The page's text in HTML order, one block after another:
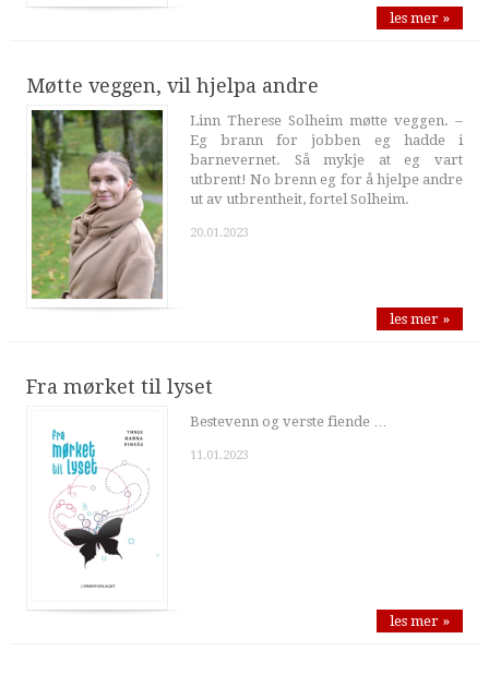
les mer »
Møtte veggen, vil hjelpa andre
Linn Therese Solheim møtte veggen. –
Eg brann for jobben eg hadde i
barnevernet. Så mykje at eg vart
utbrent! No brenn eg for å hjelpe andre
ut av utbrentheit, fortel Solheim.
20.01.2023
les mer »
Fra mørket til lyset
Bestevenn og verste fiende …
11.01.2023
les mer »